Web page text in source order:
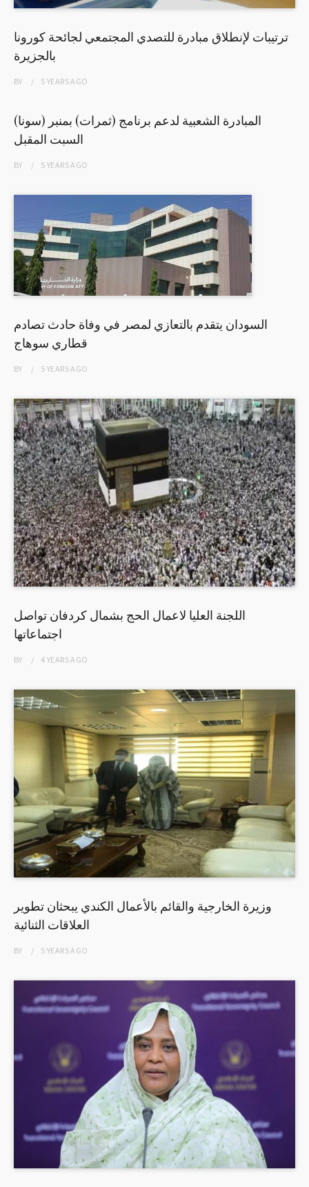
ترتيبات لإنطلاق مبادرة للتصدي المجتمعي لجائحة كورونا
بالجزيرة
BY 5 YEARSAGO
المبادرة الشعبية لدعم برنامج (ثمرات) بمنبر (سونا)
السبت المقبل
BY 5 YEARSAGO
السودان يتقدم بالتعازي لمصر في وفاة حادث تصادم
قطاري سوهاج
BY 5 YEARSAGO
اللجنة العليا لاعمال الحج بشمال كردفان تواصل
اجتماعاتها
BY 4 YEARSAGO
وزيرة الخارجية والقائم بالأعمال الكندي يبحثان تطوير
العلاقات الثنائية
BY 5 YEARSAGO